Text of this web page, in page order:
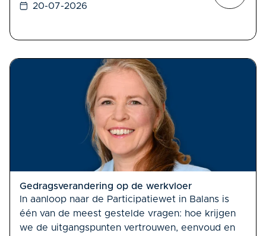
20-07-2026
Gedragsverandering op de werkvloer
In aanloop naar de Participatiewet in Balans is
één van de meest gestelde vragen: hoe krijgen
we de uitgangspunten vertrouwen, eenvoud en